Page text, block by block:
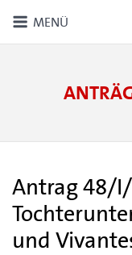
MENÜ
Antrag 48/
und